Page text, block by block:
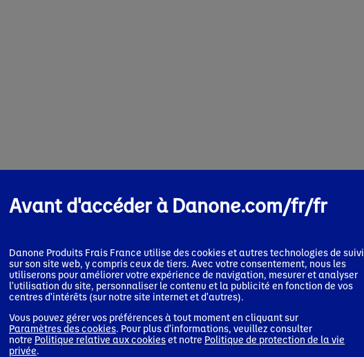
Avant d'accéder à Danone.com/fr/fr
Danone Produits Frais France utilise des cookies et autres technologies de suivi
sur son site web, y compris ceux de tiers. Avec votre consentement, nous les
utiliserons pour améliorer votre expérience de navigation, mesurer et analyser
l'utilisation du site, personnaliser le contenu et la publicité en fonction de vos
centres d'intérêts (sur notre site internet et d'autres).
Vous pouvez gérer vos préférences à tout moment en cliquant sur
Paramètres des cookies . Pour plus d'informations, veuillez consulter
notre Politique relative aux cookieset notre Politique de protection de la vie
privée